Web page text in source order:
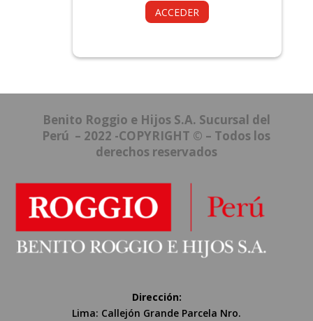
ACCEDER
Benito Roggio e Hijos S.A. Sucursal del
Perú – 2022 -COPYRIGHT © – Todos los
derechos reservados
Dirección:
Lima: Callejón Grande Parcela Nro.